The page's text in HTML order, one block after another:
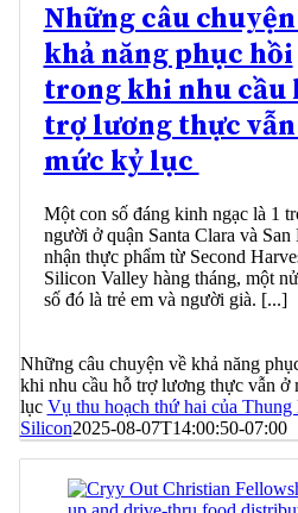
Những câu
khả năng phục hồi
trong khi nhu cầu
trợ lương thực
mức kỷ lục
Một con số đáng kinh ngạc là 1
người ở quận Santa Clara và San
nhận thực phẩm từ Second
Silicon Valley hàng tháng, một
số đó là trẻ em và người già. [...]
Những câu chuyện về khả năng
khi nhu cầu hỗ trợ lương thực vẫn ở
lục Vụ thu hoạch thứ hai của Thung
Silicon2025-08-07T14:00:50-07:00